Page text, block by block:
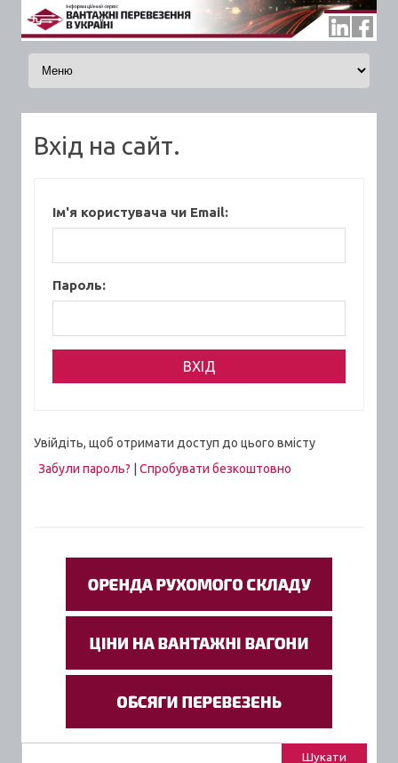
Skip to content
Вхід на сайт.
Ім'я користувача чи Email:
Пароль:
Увійдіть, щоб отримати доступ до цього вмісту
Забули пароль?
Спробувати безкоштовно